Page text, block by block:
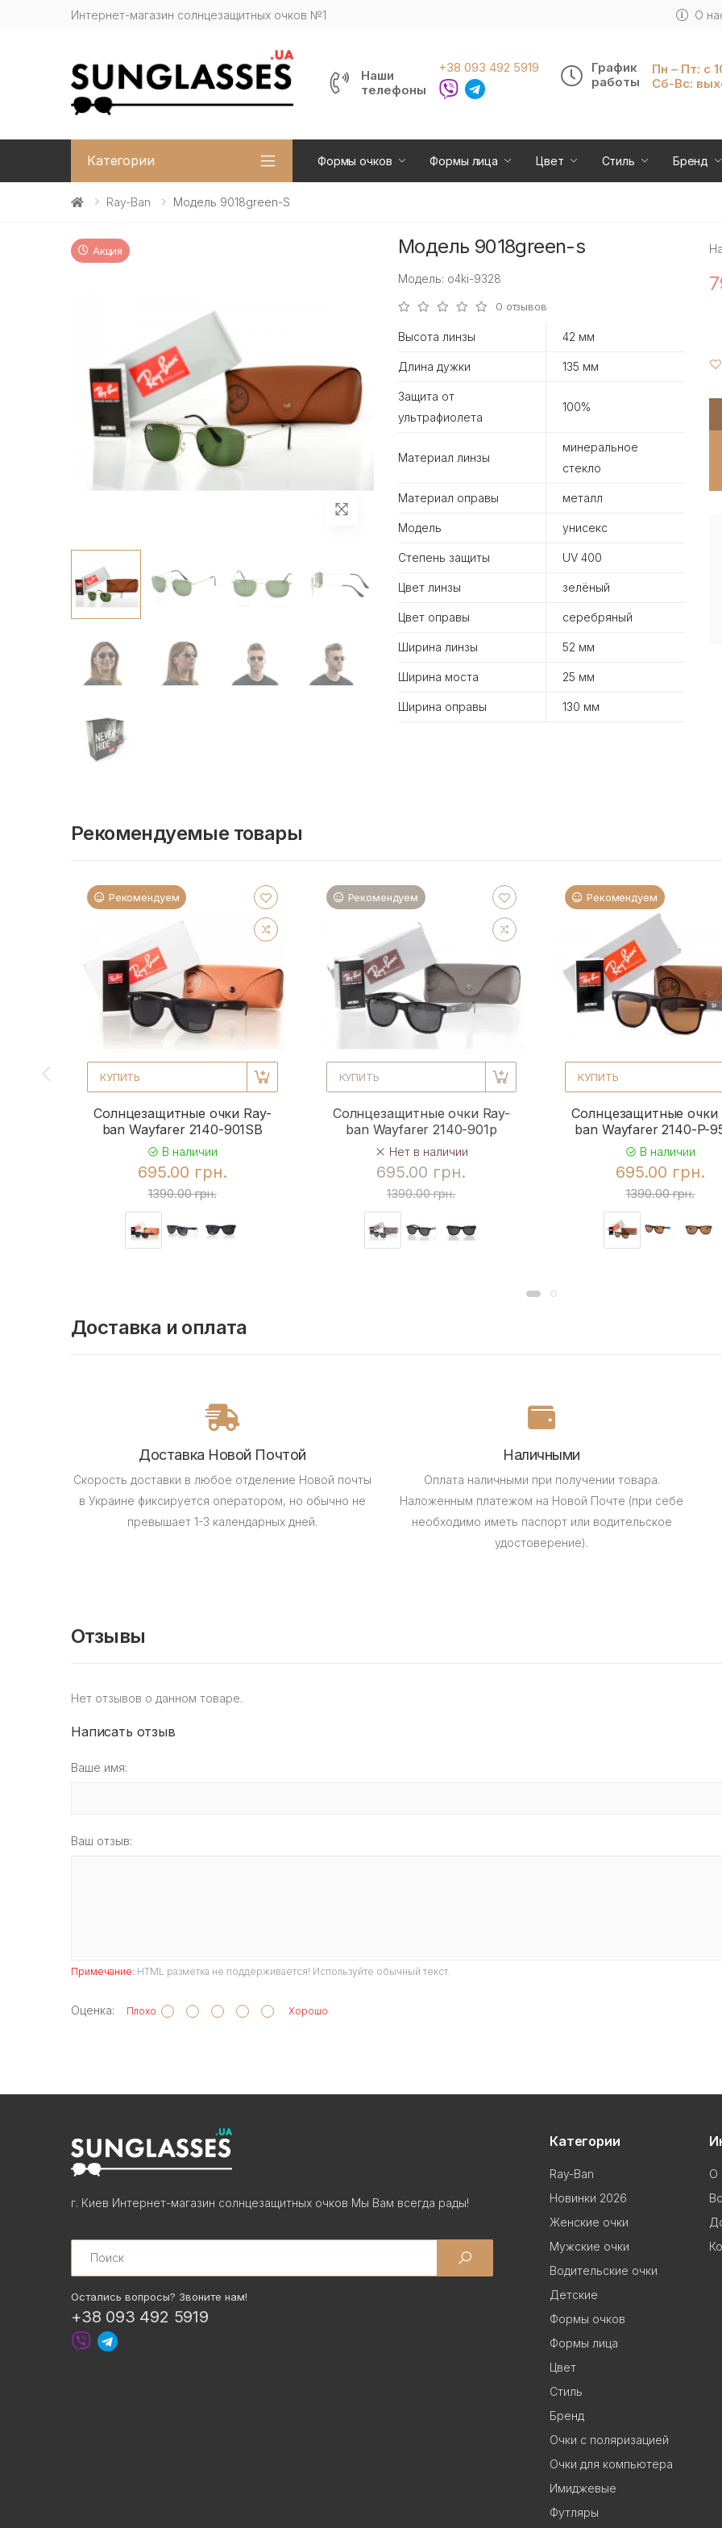
Интернет-магазин солнцезащитных очков №1 О
Наши
телефоны
+38 093 492 5919
График
работы
Пн – Пт: с
Сб-Вс:
Категории Формы очков Формы лица Цвет Стиль Бренд
Ray-Ban Модель 9018green-S
Акция Модель 9018green-s
Модель: o4ki-9328
0 отзывов
Высота линзы 42 мм
Длина дужки 135 мм
Защита от
ультрафиолета
100%
Материал линзы
минеральное
стекло
Материал оправы металл
Модель унисекс
Степень защиты UV 400
Цвет линзы зелёный
Цвет оправы серебряный
Ширина линзы 52 мм
Ширина моста 25 мм
Ширина оправы 130 мм
Рекомендуемые товары
Рекомендуем
КУПИТЬ
Солнцезащитные очки Ray-
ban Wayfarer 2140-901SB
В наличии
695.00 грн.
1390.00 грн.
Рекомендуем
КУПИТЬ
Солнцезащитные очки Ray-
ban Wayfarer 2140-901p
Нет в наличии
695.00 грн.
1390.00 грн.
Рекомендуем
КУПИТЬ
Солнцезащитные очки
ban Wayfarer 2140-P-
В наличии
695.00 грн.
1390.00 грн.
Доставка и оплата
Доставка Новой Почтой
Скорость доставки в любое отделение Новой почты
в Украине фиксируется оператором, но обычно не
превышает 1-3 календарных дней.
Наличными
Оплата наличными при получении товара.
Наложенным платежом на Новой Почте (при себе
необходимо иметь паспорт или водительское
удостоверение).
Отзывы
Нет отзывов о данном товаре.
Написать отзыв
Ваше имя:
Ваш отзыв:
Примечание: HTML разметка не поддерживается! Используйте обычный текст.
Оценка: Плохо Хорошо
г. Киев Интернет-магазин солнцезащитных очков Мы Вам всегда рады!
Search
Остались вопросы? Звоните нам!
+38 093 492 5919
Категории
Ray-Ban
Новинки 2026
Женские очки
Мужские очки
Водительские очки
Детские
Формы очков
Формы лица
Цвет
Стиль
Бренд
Очки с поляризацией
Очки для компьютера
Имиджевые
Футляры
О